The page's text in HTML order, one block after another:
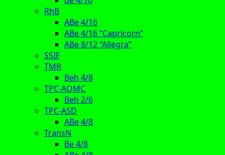
RhB
ABe 4/16
ABe 4/16 “Capricorn”
ABe 8/12 “Allegra”
SSIF
TMR
Beh 4/8
TPC-AOMC
Beh 2/6
TPC-ASD
ABe 4/8
TransN
Be 4/8